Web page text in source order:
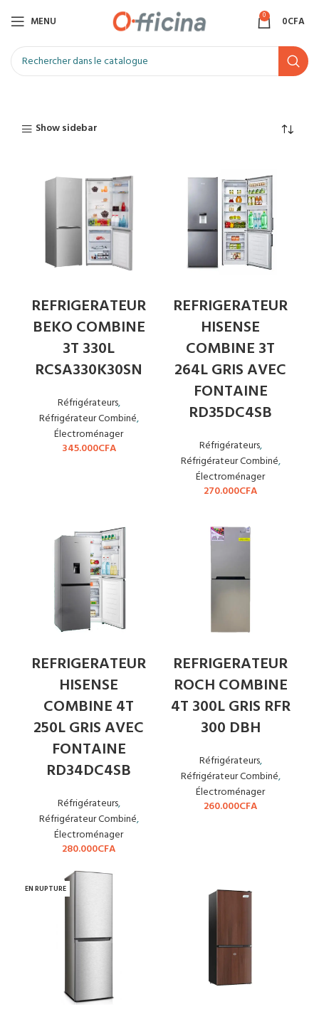
MENU 0 0CFA
Show sidebar
REFRIGERATEUR
BEKO COMBINE
3T 330L
RCSA330K30SN
Réfrigérateurs,
Réfrigérateur Combiné,
Électroménager
345.000CFA
REFRIGERATEUR
HISENSE
COMBINE 3T
264L GRIS AVEC
FONTAINE
RD35DC4SB
Réfrigérateurs,
Réfrigérateur Combiné,
Électroménager
270.000CFA
REFRIGERATEUR
HISENSE
COMBINE 4T
250L GRIS AVEC
FONTAINE
RD34DC4SB
Réfrigérateurs,
Réfrigérateur Combiné,
Électroménager
280.000CFA
REFRIGERATEUR
ROCH COMBINE
4T 300L GRIS RFR
300 DBH
Réfrigérateurs,
Réfrigérateur Combiné,
Électroménager
260.000CFA
EN RUPTURE